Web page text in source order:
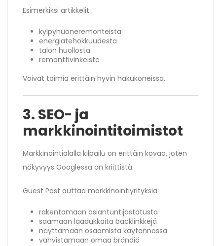
Esimerkiksi artikkelit:
kylpyhuoneremonteista
energiatehokkuudesta
talon huollosta
remonttivinkeistä
Voivat toimia erittäin hyvin hakukoneissa.
3. SEO- ja
markkinointitoimistot
Markkinointialalla kilpailu on erittäin kovaa, joten
näkyvyys Googlessa on kriittistä.
Guest Post auttaa markkinointiyrityksiä:
rakentamaan asiantuntijastatusta
saamaan laadukkaita backlinkkejä
näyttämään osaamista käytännössä
vahvistamaan omaa brändiä